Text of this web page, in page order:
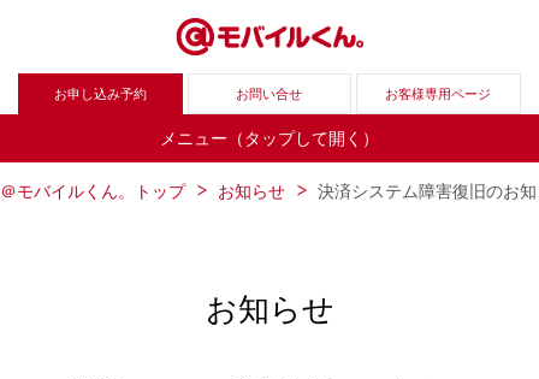
お申し込み予約 お問い合せ お客様専用ページ
メニュー（タップして開く）
＠モバイルくん。トップ お知らせ 決済システム障害復旧のお
お知らせ